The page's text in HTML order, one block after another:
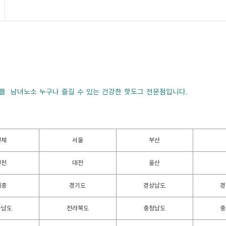
남녀노소 누구나 즐길 수 있는 건강한 핫도그 전문점입니다.
서울 부산
대전 울산
경기도 경상남도
도 전라북도 충청남도